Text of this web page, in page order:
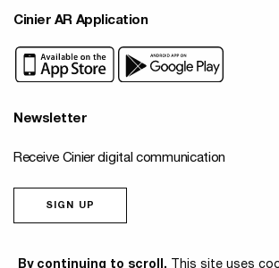
Cinier AR Application
Newsletter
Receive Cinier digital communication
SIGN UP
By continuing to scroll, This site uses